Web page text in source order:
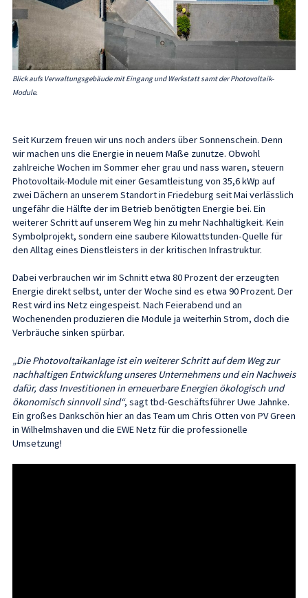
Blick aufs Verwaltungsgebäude mit Eingang und Werkstatt samt der Photovoltaik-
Module.
Seit Kurzem freuen wir uns noch anders über Sonnenschein. Denn
wir machen uns die Energie in neuem Maße zunutze. Obwohl
zahlreiche Wochen im Sommer eher grau und nass waren, steuern
Photovoltaik-Module mit einer Gesamtleistung von 35,6 kWp auf
zwei Dächern an unserem Standort in Friedeburg seit Mai verlässlich
ungefähr die Hälfte der im Betrieb benötigten Energie bei. Ein
weiterer Schritt auf unserem Weg hin zu mehr Nachhaltigkeit. Kein
Symbolprojekt, sondern eine saubere Kilowattstunden-Quelle für
den Alltag eines Dienstleisters in der kritischen Infrastruktur.
Dabei verbrauchen wir im Schnitt etwa 80 Prozent der erzeugten
Energie direkt selbst, unter der Woche sind es etwa 90 Prozent. Der
Rest wird ins Netz eingespeist. Nach Feierabend und an
Wochenenden produzieren die Module ja weiterhin Strom, doch die
Verbräuche sinken spürbar.
„Die Photovoltaikanlage ist ein weiterer Schritt auf dem Weg zur
nachhaltigen Entwicklung unseres Unternehmens und ein Nachweis
dafür, dass Investitionen in erneuerbare Energien ökologisch und
ökonomisch sinnvoll sind“, sagt tbd-Geschäftsführer Uwe Jahnke.
Ein großes Dankschön hier an das Team um Chris Otten von PV Green
in Wilhelmshaven und die EWE Netz für die professionelle
Umsetzung!